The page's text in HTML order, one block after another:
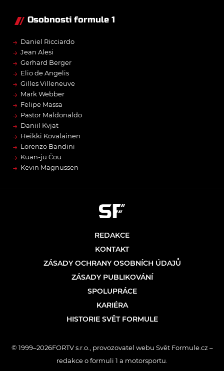
Osobnosti formule 1
→ Daniel Ricciardo
→ Jean Alesi
→ Gerhard Berger
→ Elio de Angelis
→ Gilles Villeneuve
→ Mark Webber
→ Felipe Massa
→ Pastor Maldonaldo
→ Daniil Kvjat
→ Heikki Kovalainen
→ Lorenzo Bandini
→ Kuan-jü Čou
→ Kevin Magnussen
REDAKCE
KONTAKT
ZÁSADY OCHRANY OSOBNÍCH ÚDAJŮ
ZÁSADY PUBLIKOVÁNÍ
SPOLUPRÁCE
KARIÉRA
HISTORIE SVĚT FORMULE
© 1999–2026FORTV s.r.o., provozovatel webu Svět Formule.cz –
redakce o formuli 1 a motorsportu.